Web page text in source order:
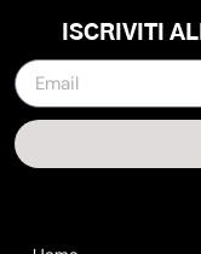
ISCRIVITI